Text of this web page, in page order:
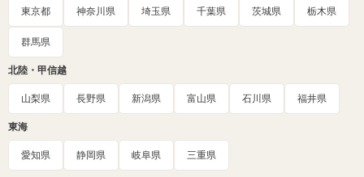
東京都 神奈川県 埼玉県 千葉県 茨城県 栃木県
群馬県
北陸・甲信越
山梨県 長野県 新潟県 富山県 石川県 福井県
東海
愛知県 静岡県 岐阜県 三重県